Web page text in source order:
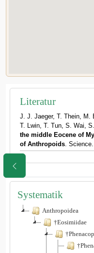
Literatur
J. J. Jaeger, T. Thein, M.
T. Lwin, T. Tun, S. Wai,
the middle Eocene of
of Anthropoids.
Systematik
Anthropoidea
†Eosimiidae